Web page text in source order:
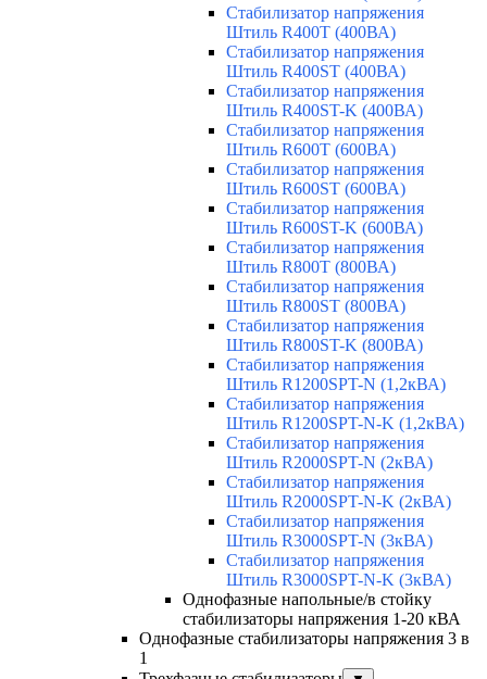
Стабилизатор напряжения
Штиль R400T (400ВА)
Стабилизатор напряжения
Штиль R400ST (400ВА)
Стабилизатор напряжения
Штиль R400ST-K (400ВА)
Стабилизатор напряжения
Штиль R600T (600ВА)
Стабилизатор напряжения
Штиль R600ST (600ВА)
Стабилизатор напряжения
Штиль R600ST-K (600ВА)
Стабилизатор напряжения
Штиль R800T (800ВА)
Стабилизатор напряжения
Штиль R800ST (800ВА)
Стабилизатор напряжения
Штиль R800ST-K (800ВА)
Стабилизатор напряжения
Штиль R1200SPT-N (1,2кВА)
Стабилизатор напряжения
Штиль R1200SPT-N-K (1,2кВА)
Стабилизатор напряжения
Штиль R2000SPT-N (2кВА)
Стабилизатор напряжения
Штиль R2000SPT-N-K (2кВА)
Стабилизатор напряжения
Штиль R3000SPT-N (3кВА)
Стабилизатор напряжения
Штиль R3000SPT-N-K (3кВА)
Однофазные напольные/в стойку
стабилизаторы напряжения 1-20 кВА
Однофазные стабилизаторы напряжения 3 в
1